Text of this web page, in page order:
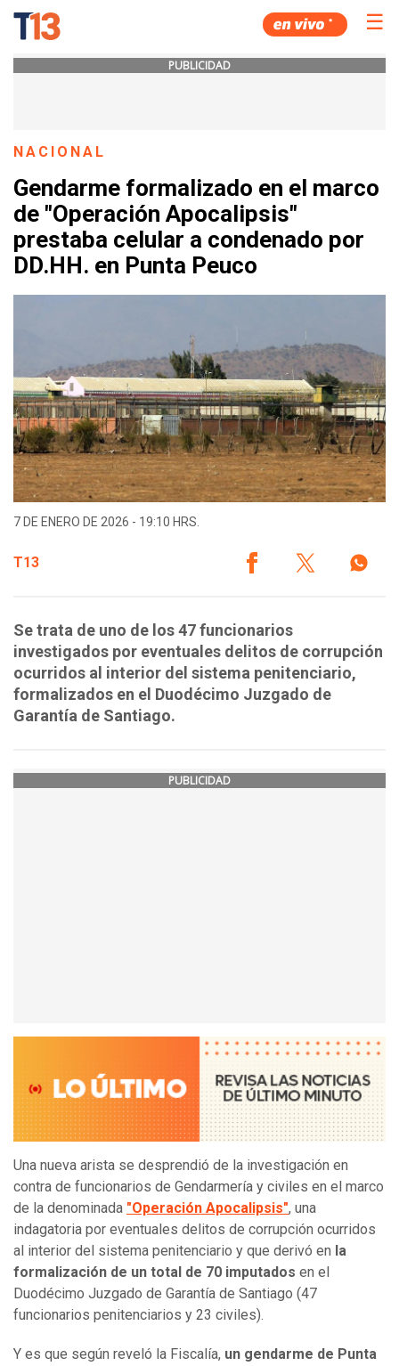
☰
PUBLICIDAD
NACIONAL
Gendarme formalizado en el marco
de "Operación Apocalipsis"
prestaba celular a condenado por
DD.HH. en Punta Peuco
7 DE ENERO DE 2026 - 19:10 HRS.
T13
Se trata de uno de los 47 funcionarios
investigados por eventuales delitos de corrupción
ocurridos al interior del sistema penitenciario,
formalizados en el Duodécimo Juzgado de
Garantía de Santiago.
PUBLICIDAD
Una nueva arista se desprendió de la investigación en
contra de funcionarios de Gendarmería y civiles en el marco
de la denominada "Operación Apocalipsis", una
indagatoria por eventuales delitos de corrupción ocurridos
al interior del sistema penitenciario y que derivó en la
formalización de un total de 70 imputados en el
Duodécimo Juzgado de Garantía de Santiago (47
funcionarios penitenciarios y 23 civiles).
Y es que según reveló la Fiscalía, un gendarme de Punta